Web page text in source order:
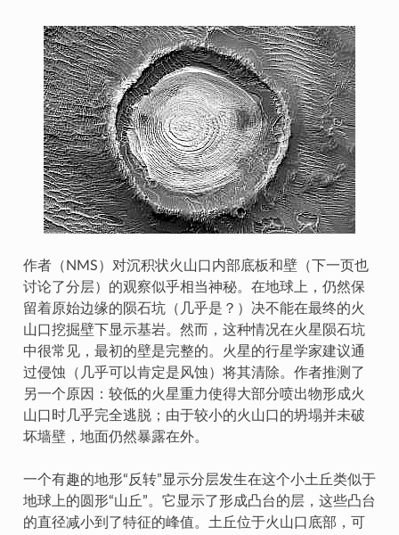
作者（NMS）对沉积状火山口内部底板和壁（下一页也
讨论了分层）的观察似乎相当神秘。在地球上，仍然保
留着原始边缘的陨石坑（几乎是？）决不能在最终的火
山口挖掘壁下显示基岩。然而，这种情况在火星陨石坑
中很常见，最初的壁是完整的。火星的行星学家建议通
过侵蚀（几乎可以肯定是风蚀）将其清除。作者推测了
另一个原因：较低的火星重力使得大部分喷出物形成火
山口时几乎完全逃脱；由于较小的火山口的坍塌并未破
坏墙壁，地面仍然暴露在外。
一个有趣的地形“反转”显示分层发生在这个小土丘类似于
地球上的圆形“山丘”。它显示了形成凸台的层，这些凸台
的直径减小到了特征的峰值。土丘位于火山口底部，可